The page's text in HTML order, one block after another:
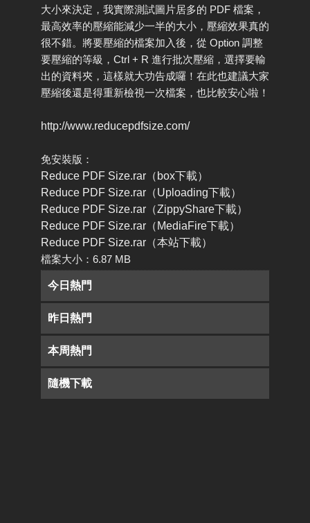
大小來決定，我實際測試圖片居多的 PDF 檔案，
最高效率的壓縮能減少一半的大小，壓縮效果真的
很不錯。將要壓縮的檔案加入後，從 Option 調整
要壓縮的等級，Ctrl + R 進行批次壓縮，選擇要輸
出的資料夾，這樣就大功告成囉！在此也建議大家
壓縮後還是得重新檢視一次檔案，也比較安心啦！
http://www.reducepdfsize.com/
免安裝版：
Reduce PDF Size.rar（box下載）
Reduce PDF Size.rar（Uploading下載）
Reduce PDF Size.rar（ZippyShare下載）
Reduce PDF Size.rar（MediaFire下載）
Reduce PDF Size.rar（本站下載）
檔案大小：6.87 MB
今日熱門
昨日熱門
本周熱門
隨機下載